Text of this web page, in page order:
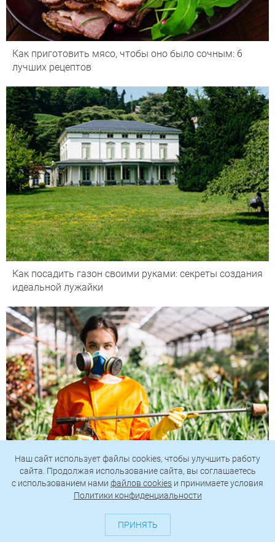
Как приготовить мясо, чтобы оно было сочным: 6
лучших рецептов
Как посадить газон своими руками: секреты создания
идеальной лужайки
Как обработать участок от клещей: подробная
Наш сайт использует файлы cookies, чтобы улучшить работу
сайта. Продолжая использование сайта, вы соглашаетесь
c использованием нами файлов cookies и принимаете условия
Политики конфиденциальности
ПРИНЯТЬ